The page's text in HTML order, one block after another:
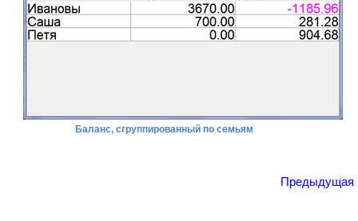
Баланс, сгруппированный по семьям
Предыдущая